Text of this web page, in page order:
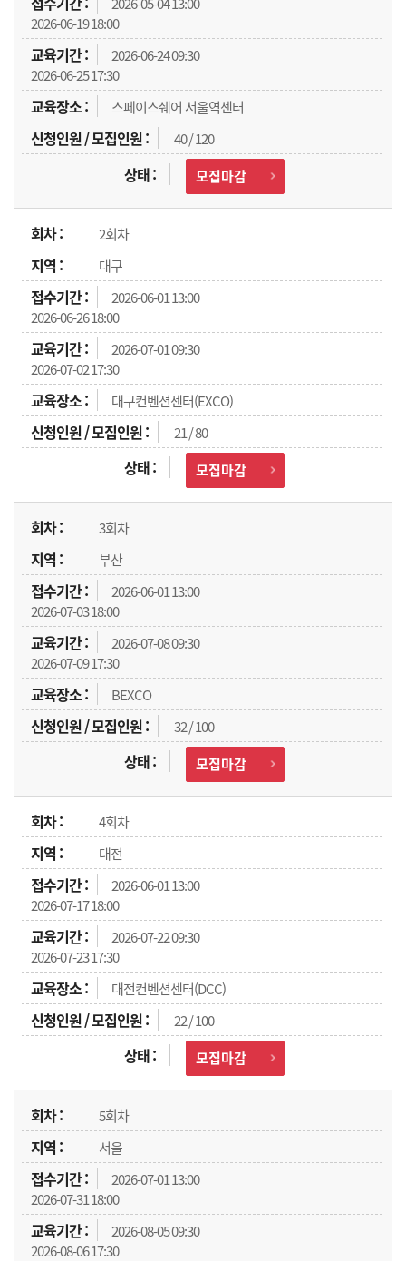
2026-06-19 18:00
2026-06-24 09:30
2026-06-25 17:30
스페이스쉐어 서울역센터
40 / 120
모집마감
2회차
대구
2026-06-01 13:00
2026-06-26 18:00
2026-07-01 09:30
2026-07-02 17:30
대구컨벤션센터(EXCO)
21 / 80
모집마감
3회차
부산
2026-06-01 13:00
2026-07-03 18:00
2026-07-08 09:30
2026-07-09 17:30
BEXCO
32 / 100
모집마감
4회차
대전
2026-06-01 13:00
2026-07-17 18:00
2026-07-22 09:30
2026-07-23 17:30
대전컨벤션센터(DCC)
22 / 100
모집마감
5회차
서울
2026-07-01 13:00
2026-07-31 18:00
2026-08-05 09:30
2026-08-06 17:30